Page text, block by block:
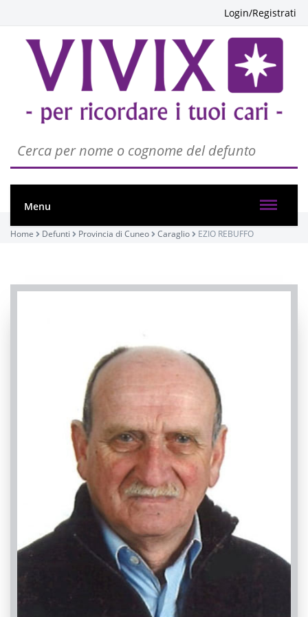
Login/Registrati
Menu
Home Defunti Provincia di Cuneo Caraglio EZIO REBUFFO
PASSATE:
TRIGESIMA
Caraglio, Chiesa Parrocchiale di Caraglio - Santa